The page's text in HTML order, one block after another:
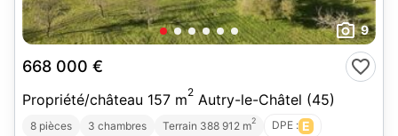
9
668 000 €
Propriété/château 157 m2 Autry-le-Châtel (45)
8 pièces 3 chambres Terrain 388 912 m2 DPE : E